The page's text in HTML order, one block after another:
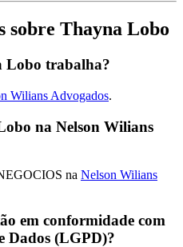
sobre Thayna Lobo
Lobo trabalha?
Wilians Advogados.
na Nelson Wilians
na Nelson Wilians
em conformidade com
Dados (LGPD)?